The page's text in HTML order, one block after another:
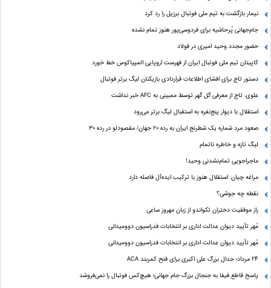
نیمار بازگشت به تیم ملی فوتبال برزیل را رد کرد
جام‌جهانی پُرحاشیه برای فردوسی‌پور هنوز تمام نشده
حضور مجدد وحید امیری در فولاد
کاپیتان تیم ملی فوتبال ایران از فهرست اروپایی المپیاکوس خط خورد
دستور تاج برای افشای اطلاعات قراردادی بازیکنان لیگ برتر فوتبال
علوی: تاج از معرفی گل گهر توسط ممبینی به AFC خبر نداشت
استقلال با دیوار پنج‌نفره به استقبال لیگ برتر می‌رود
صعود مرد شماره یک شطرنج ایران به رده ۲۰ جهان/ مقصودلو در رده ۳۰
لیگ تازه و خاطره ناتمام
ماجراجویی تمام‌نشدنی وحید!
مراغه چیان: استقلال هنوز با ترکیب ایده‌آل فاصله دارد
نقطه چه جوشی؟
راز موفقیت دختران تکواندو از زبان مهروز ساعی
مُهر تأیید دیوان عدالت اداری بر انتخابات فدراسیون دوومیدانی
مُهر تأیید دیوان عدالت اداری بر انتخابات فدراسیون دوومیدانی
24 مرداد؛ جدال بزرگ علی‌ اکبری برای فتح کمربند ACA
پاسخ قاطع فیفا به جنجال بزرگ جام جهانی؛ هیچ‌کس فوتبال را نمی‌فروشد